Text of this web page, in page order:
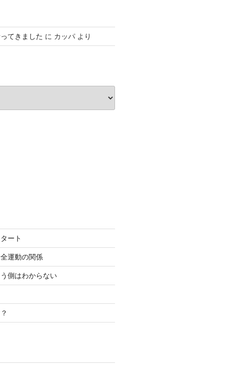
てきました に カッパより
ート
運動の関係
側はわからない